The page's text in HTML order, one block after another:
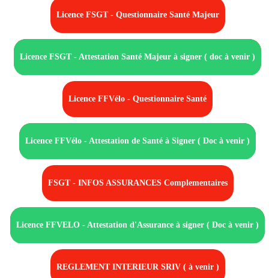
Licence FSGT - Questionnaire Santé Majeur
Licence FSGT - Attestation Santé Majeur à signer ( doc à venir )
Licence FFVélo - Questionnaire Santé
Licence FFVélo - Attestation de Santé à Signer ( Doc à venir )
FSGT - INFOS ASSURANCES Complementaires
Licence FFVELO - Attestation d'Assurance à signer ( Doc à venir )
REGLEMENT INTERIEUR SRIV ( à venir )